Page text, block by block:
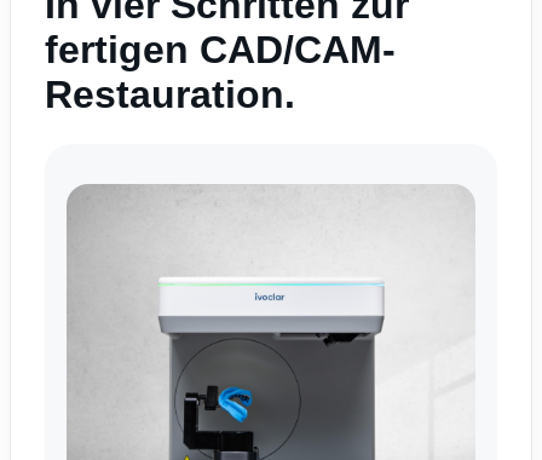
fertigen CAD/CAM-
Restauration.